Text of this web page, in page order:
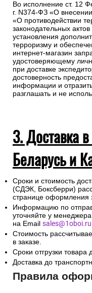
Во исполнение ст. 12
г. N374-ФЗ «О
«О противодействии
законодательных
установления
терроризму и
интернет-магазин
удостоверяющему
при доставке
достоверность
информации и
разглашать и не
3. Доставка
Беларусь и
Сроки и стоимость
(СДЭК, Боксберри)
странице оформления
Информацию по
уточняйте у
на Email sales@1oboi.ru
Стоимость
в заказе.
Сроки отгрузки
Доставка до
Правила